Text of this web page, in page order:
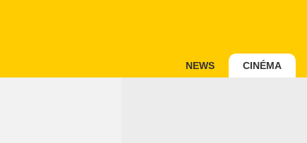
NEWS CINÉMA